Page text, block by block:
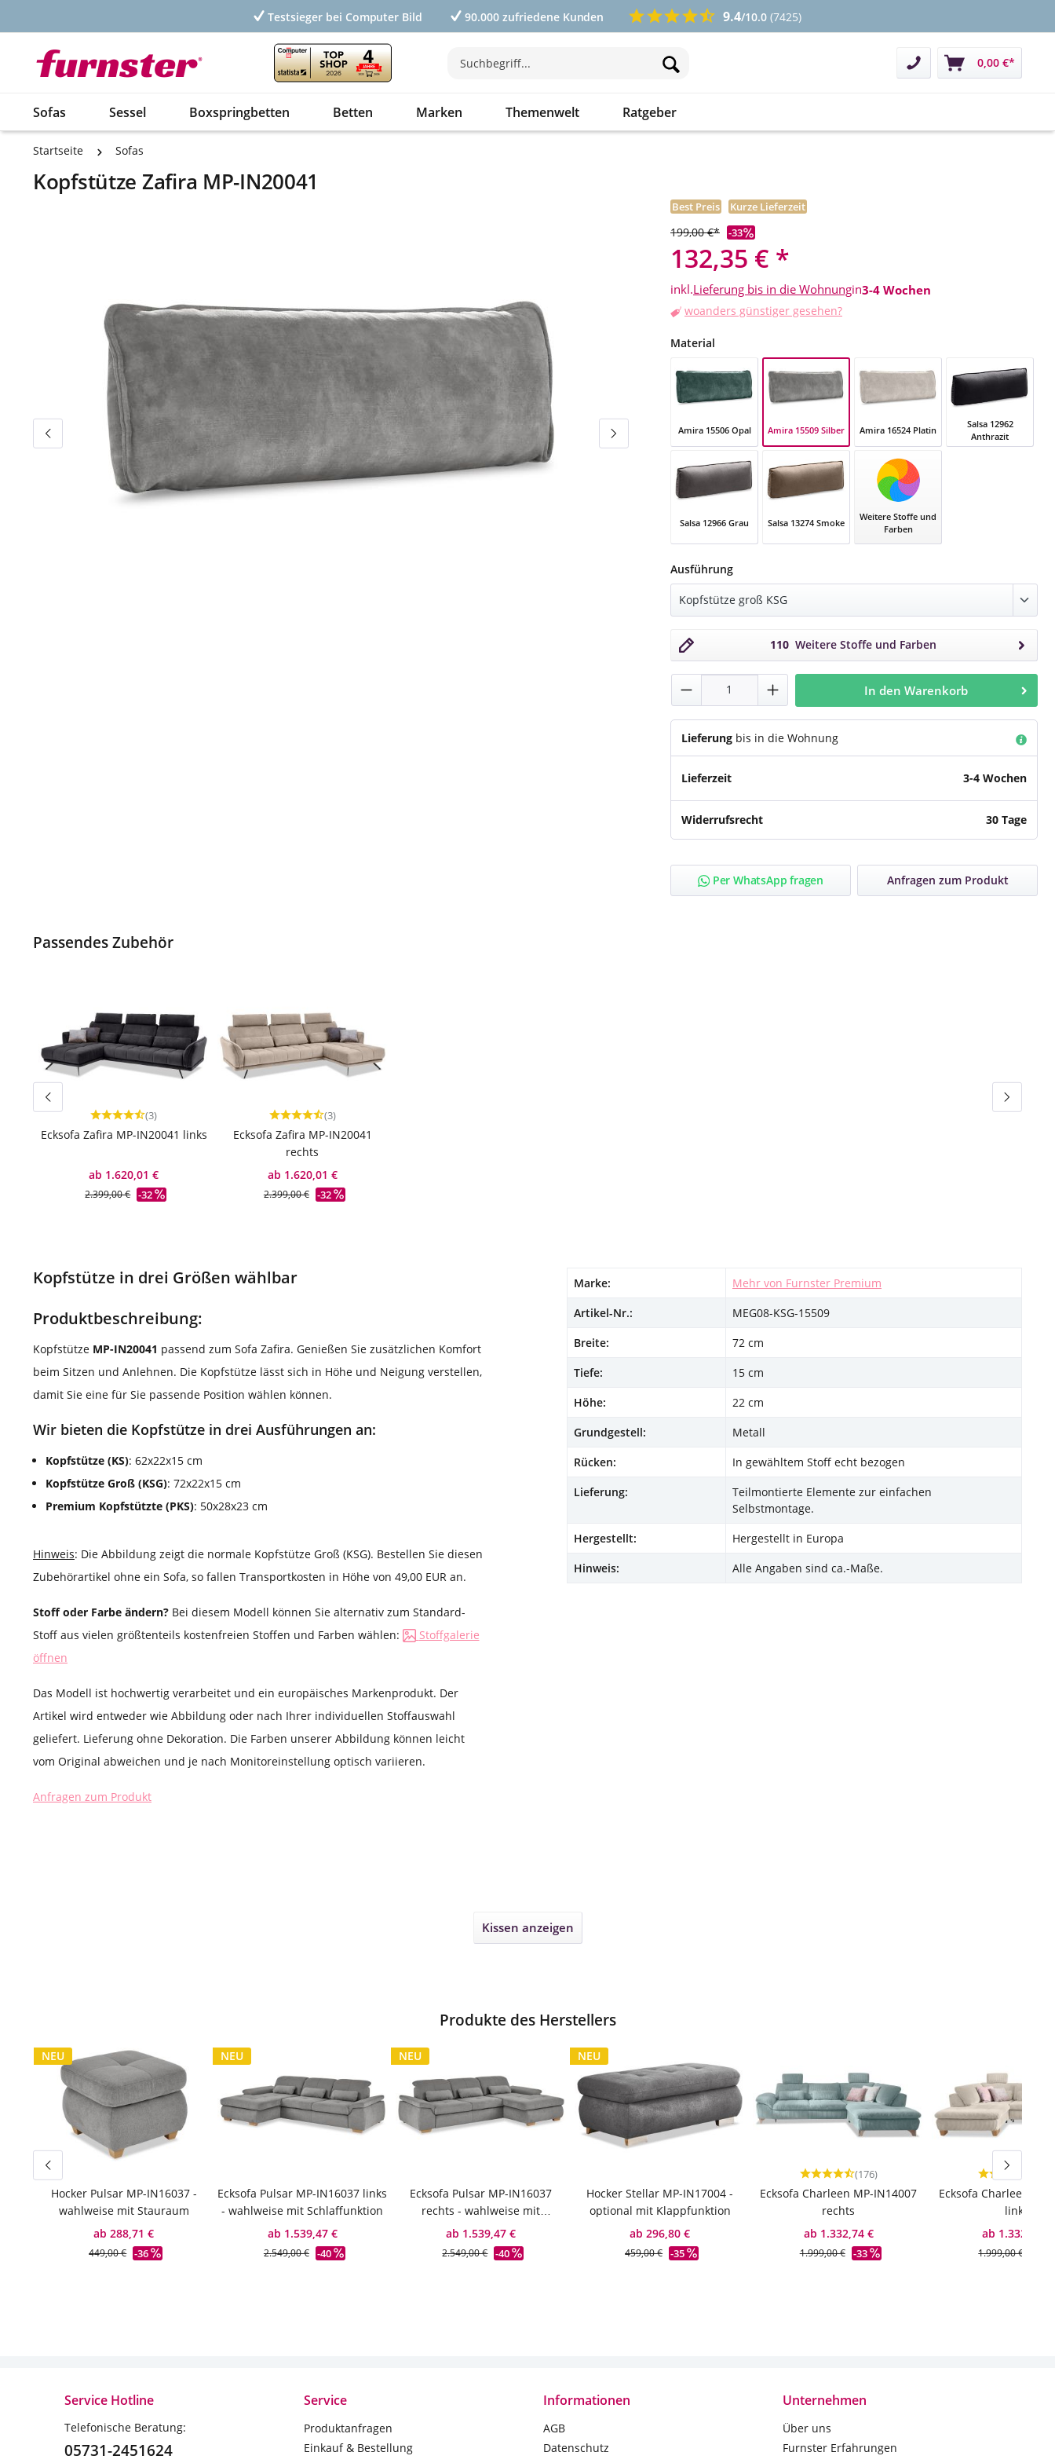
Testsieger bei Computer Bild 90.000 zufriedene Kunden 9.4/10.0 (7425)
Kontakt 0,00 €*
Sofas Sessel Boxspringbetten Betten Marken Themenwelt Ratgeber
Startseite Sofas
Kopfstütze Zafira MP-IN20041
132,35 € *
Best Preis Kurze Lieferzeit
199,00 €* -33
inkl.Lieferung bis in die Wohnungin3-4 Wochen
woanders günstiger gesehen?
Material
Amira 15506 Opal
Amira 15506 Opal
Amira 15509 Silber
Amira 15509 Silber
Amira 16524 Platin
Amira 16524 Platin
Salsa 12962
Anthrazit
Salsa 12962
Salsa 12966 Grau
Salsa 12966 Grau
Salsa 13274 Smoke
Salsa 13274 Smoke
Weitere Stoffe und
Farben
Ausführungauswählen
110 Weitere Stoffe und Farben
Produkt Anzahl: Gib den gewünschten
In den Warenkorb
Lieferung bis in die Wohnung
Lieferzeit 3-4 Wochen
Widerrufsrecht 30 Tage
Per WhatsApp fragen Anfragen zum Produkt
Passendes Zubehör
Durchschnittliche Bewertung von 4.67 von 5 Sternen
(3)
Ecksofa Zafira MP-IN20041 links
ab 1.620,01 €
2.399,00 € -32
Durchschnittliche Bewertung von 4.67 von 5 Sternen
(3)
Ecksofa Zafira MP-IN20041
rechts
ab 1.620,01 €
2.399,00 € -32
Kopfstütze in drei Größen wählbar
Produktbeschreibung:
Kopfstütze MP-IN20041 passend zum Sofa Zafira. Genießen Sie zusätzlichen Komfort
beim Sitzen und Anlehnen. Die Kopfstütze lässt sich in Höhe und Neigung verstellen,
damit Sie eine für Sie passende Position wählen können.
Wir bieten die Kopfstütze in drei Ausführungen an:
Kopfstütze (KS): 62x22x15 cm
Kopfstütze Groß (KSG): 72x22x15 cm
Premium Kopfstützte (PKS): 50x28x23 cm
Hinweis: Die Abbildung zeigt die normale Kopfstütze Groß (KSG). Bestellen Sie diesen
Zubehörartikel ohne ein Sofa, so fallen Transportkosten in Höhe von 49,00 EUR an.
Stoff oder Farbe ändern? Bei diesem Modell können Sie alternativ zum Standard-
Stoff aus vielen größtenteils kostenfreien Stoffen und Farben wählen:
Stoffgalerie
öffnen
Das Modell ist hochwertig verarbeitet und ein europäisches Markenprodukt. Der
Artikel wird entweder wie Abbildung oder nach Ihrer individuellen Stoffauswahl
geliefert. Lieferung ohne Dekoration. Die Farben unserer Abbildung können leicht
vom Original abweichen und je nach Monitoreinstellung optisch variieren.
Anfragen zum Produkt
Marke:
Mehr von Furnster Premium
Artikel-Nr.:
MEG08-KSG-15509
Breite:
72 cm
Tiefe:
15 cm
Höhe:
22 cm
Grundgestell:
Metall
Rücken:
In gewähltem Stoff echt bezogen
Lieferung:
Teilmontierte Elemente zur einfachen
Selbstmontage.
Hergestellt:
Hergestellt in Europa
Hinweis:
Alle Angaben sind ca.-Maße.
Kissen anzeigen
Produkte des Herstellers
NEU
Hocker Pulsar MP-IN16037 -
wahlweise mit Stauraum
ab 288,71 €
449,00 € -36
NEU
Ecksofa Pulsar MP-IN16037 links
- wahlweise mit Schlaffunktion
ab 1.539,47 €
2.549,00 € -40
NEU
Ecksofa Pulsar MP-IN16037
rechts - wahlweise mit
Schlaffunktion
ab 1.539,47 €
2.549,00 € -40
NEU
Hocker Stellar MP-IN17004 -
optional mit Klappfunktion
ab 296,80 €
459,00 € -35
Durchschnittliche Bewertung von 4.69 von 5
(176)
Ecksofa Charleen MP-IN14007
rechts
ab 1.332,74 €
1.999,00 € -33
Ecksofa Charleen
links
ab 1.332,74 €
1.999,00 €
Service Hotline
Telefonische Beratung:
05731-2451624
Service
Produktanfragen
Einkauf & Bestellung
Informationen
AGB
Datenschutz
Unternehmen
Über uns
Furnster Erfahrungen